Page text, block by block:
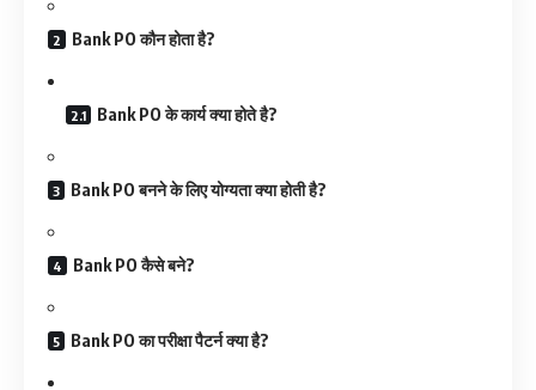
Bank PO कौन होता है?
Bank PO के कार्य क्या होते है?
Bank PO बनने के लिए योग्यता क्या होती है?
Bank PO कैसे बने?
Bank PO का परीक्षा पैटर्न क्या है?